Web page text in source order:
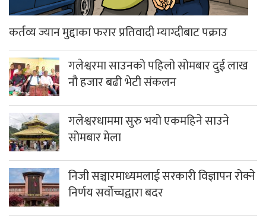
कर्तव्य ज्यान मुद्दाका फरार प्रतिवादी म्याग्दीबाट पक्राउ
गलेश्वरमा साउनको पहिलो सोमबार दुई लाख
नौ हजार बढी भेटी संकलन
गलेश्वरधाममा सुरु भयो एकमहिने साउने
सोमबार मेला
निजी सञ्चारमाध्यमलाई सरकारी विज्ञापन रोक्ने
निर्णय सर्वोच्चद्वारा बदर